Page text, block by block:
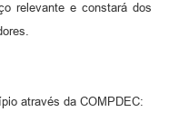
relevante e constará dos
da COMPDEC: